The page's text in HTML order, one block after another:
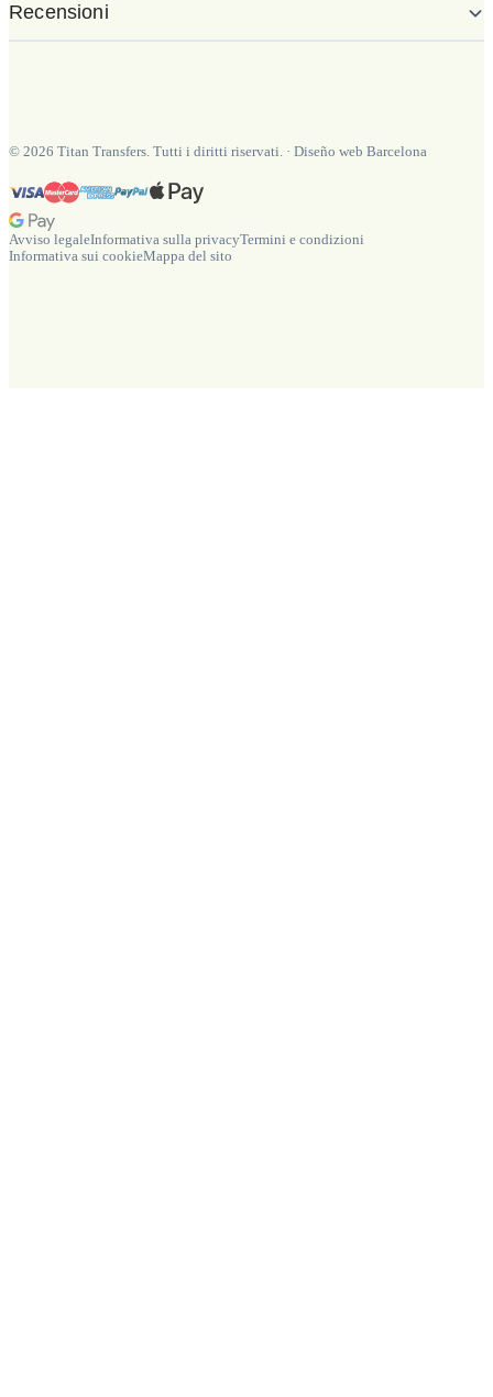
Recensioni
© 2026 Titan Transfers. Tutti i diritti riservati. · Diseño web Barcelona
Avviso legaleInformativa sulla privacyTermini e condizioni
Informativa sui cookieMappa del sito